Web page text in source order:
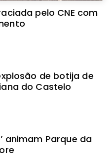
pelo CNE com
de botija de
do Castelo
animam Parque da